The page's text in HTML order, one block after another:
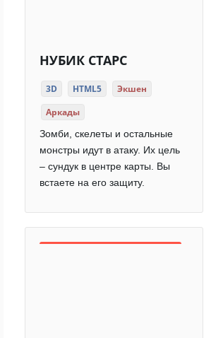
НУБИК СТАРС
3D HTML5
Экшен
Аркады
Зомби, скелеты и остальные
монстры идут в атаку. Их цель
– сундук в центре карты. Вы
встаете на его защиту.